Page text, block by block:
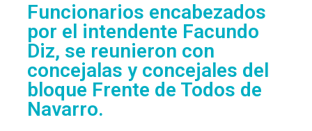
Funcionarios encabezados
por el intendente Facundo
Diz, se reunieron con
concejalas y concejales del
bloque Frente de Todos de
Navarro.